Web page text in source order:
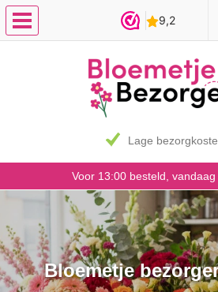
7 dagen
Voor 13:00 besteld,
Bloemetje